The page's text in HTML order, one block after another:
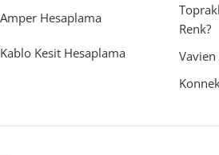
Amper Hesaplama
Kablo Kesit Hesaplama
Renk?